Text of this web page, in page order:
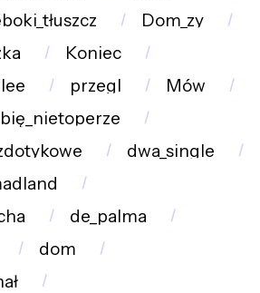
Dom_zy
Koniec
przegl
Mów
dwa_single
de_palma
dom